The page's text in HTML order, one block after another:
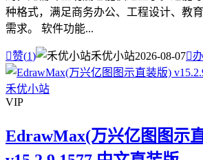
种格式，满足商务办公、工程设计、教
需求。 软件功能...
赞(1) 禾优小站2026-08-07
VIP
EdrawMax(万兴亿图图示